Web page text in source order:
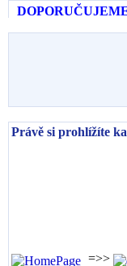
Právě si prohlížíte
=>>